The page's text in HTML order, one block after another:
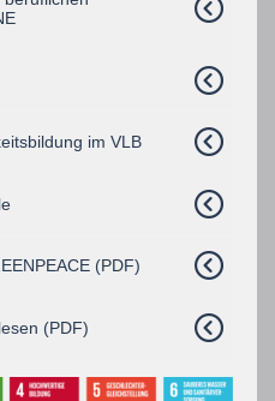
im VLB
(PDF)
(PDF)